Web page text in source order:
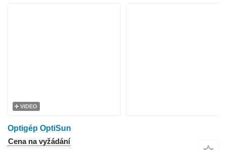
VIDEO
Optigép OptiSun
Cena na vyžádání